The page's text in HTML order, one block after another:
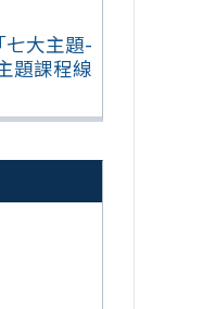
七大主題-
題課程線